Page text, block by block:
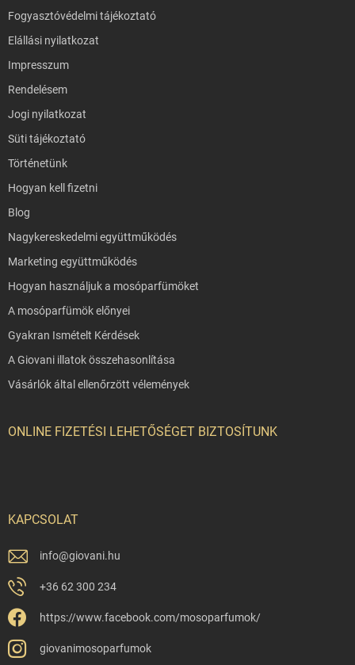
Fogyasztóvédelmi tájékoztató
Elállási nyilatkozat
Impresszum
Rendelésem
Jogi nyilatkozat
Süti tájékoztató
Történetünk
Hogyan kell fizetni
Blog
Nagykereskedelmi együttműködés
Marketing együttműködés
Hogyan használjuk a mosóparfümöket
A mosóparfümök előnyei
Gyakran Ismételt Kérdések
A Giovani illatok összehasonlítása
Vásárlók által ellenőrzött vélemények
ONLINE FIZETÉSI LEHETŐSÉGET BIZTOSÍTUNK
KAPCSOLAT
info@giovani.hu
+36 62 300 234
https://www.facebook.com/mosoparfumok/
giovanimosoparfumok